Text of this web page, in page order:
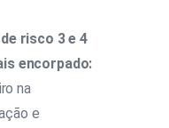
risco 3 e 4
encorpado:
na
e